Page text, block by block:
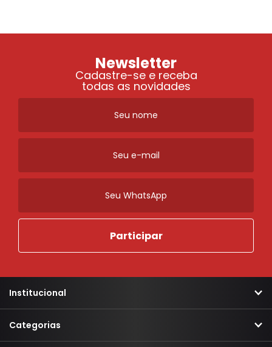
Newsletter
Cadastre-se e receba
todas as novidades
Institucional
Categorias